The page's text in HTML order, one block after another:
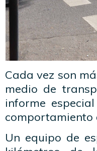
Cada vez son
medio de
informe
comportamiento
Un equipo de